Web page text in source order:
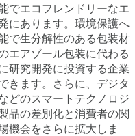
でエコフレンドリーなエ
にあります。環境保護へ
で生分解性のある包装材
エアゾール包装に代わる
研究開発に投資する企業
きます。さらに、デジタ
どのスマートテクノロジ
品の差別化と消費者の関
機会をさらに拡大しま